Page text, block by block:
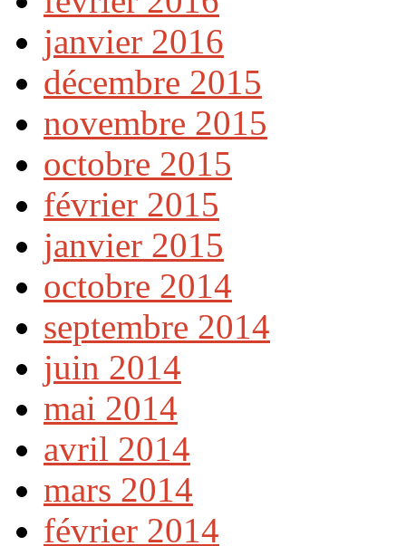
janvier 2016
décembre 2015
novembre 2015
octobre 2015
février 2015
janvier 2015
octobre 2014
septembre 2014
juin 2014
mai 2014
avril 2014
mars 2014
février 2014